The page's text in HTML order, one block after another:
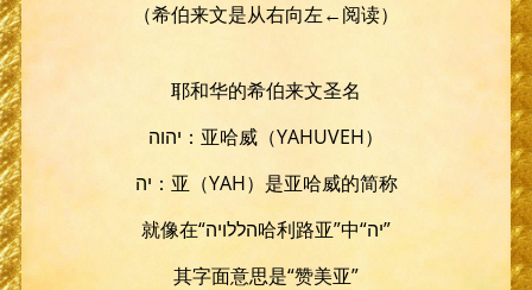
（希伯来文是从右向左←阅读）
耶和华的希伯来文圣名
יהוה：亚哈威（YAHUVEH）
יה：亚（YAH）是亚哈威的简称
就像在“הללויה哈利路亚”中“יה”
其字面意思是“赞美亚”